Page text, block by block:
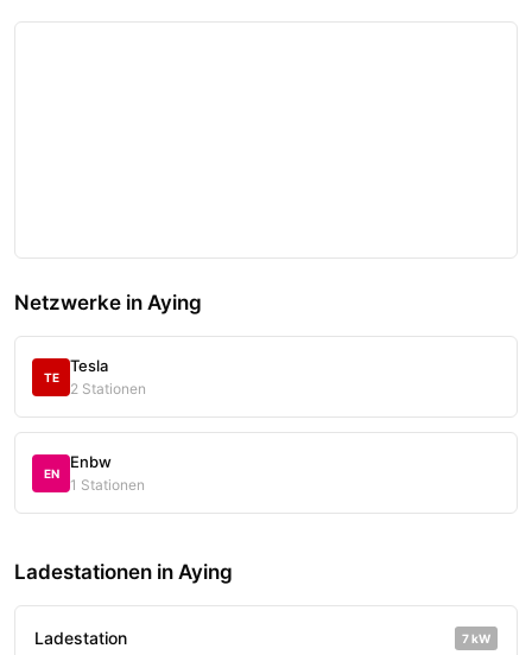
Netzwerke in Aying
TE
Tesla
2 Stationen
EN
Enbw
1 Stationen
Ladestationen in Aying
Ladestation 7 kW